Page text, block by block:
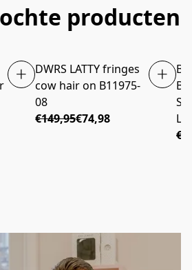
producten
AANBIEDING
DWRS LATTY fringes
cow hair on B11975-
08
€149,95€74,98